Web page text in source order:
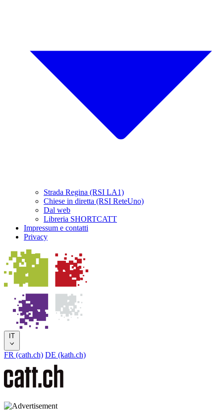
Strada Regina (RSI LA1)
Chiese in diretta (RSI ReteUno)
Dal web
Libreria SHORTCATT
Impressum e contatti
Privacy
IT
FR (cath.ch) DE (kath.ch)